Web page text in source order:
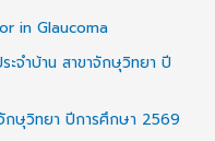
in Glaucoma
ะจำบ้าน สาขาจักษุวิทยา ปี
กษุวิทยา ปีการศึกษา 2569